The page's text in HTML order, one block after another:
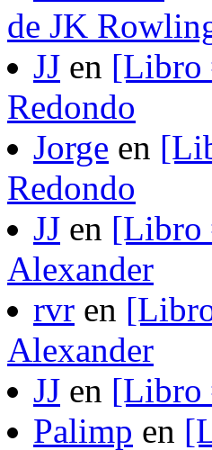
de JK
JJ en [Libro
Redondo
Jorge en
Redondo
JJ en [Libro
Alexander
rvr en
Alexander
JJ en [Libro
Palimp en